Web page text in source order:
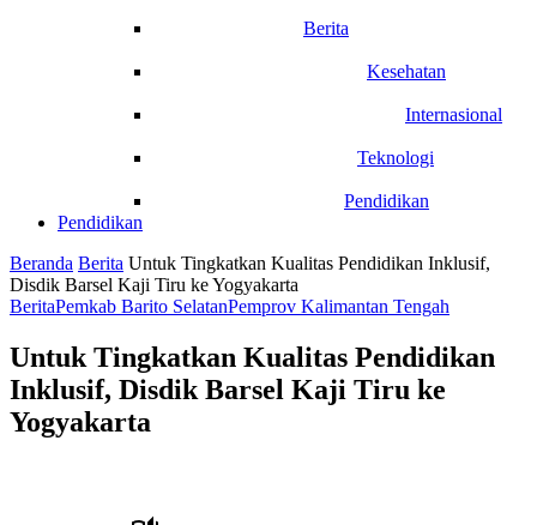
Berita
Kesehatan
Internasional
Teknologi
Pendidikan
Pendidikan
Beranda Berita Untuk Tingkatkan Kualitas Pendidikan Inklusif,
Disdik Barsel Kaji Tiru ke Yogyakarta
BeritaPemkab Barito SelatanPemprov Kalimantan Tengah
Untuk Tingkatkan Kualitas Pendidikan
Inklusif, Disdik Barsel Kaji Tiru ke
Yogyakarta